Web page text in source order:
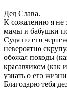
Дед Слава.
К сожалению я не
мамы и бабушки
Судя по его
невероятно
обожал походы
красавчиком
узнать о его
Благодарю тебя